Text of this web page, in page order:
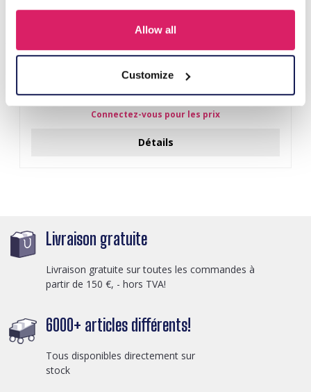
Allow all
Customize
J-C4.3 N301-038G S. Steel Necklaces 39-44cm - 6pcs
Connectez-vous pour les prix
Détails
Livraison gratuite
Livraison gratuite sur toutes les commandes à
partir de 150 €, - hors TVA!
6000+ articles différents!
Tous disponibles directement sur
stock